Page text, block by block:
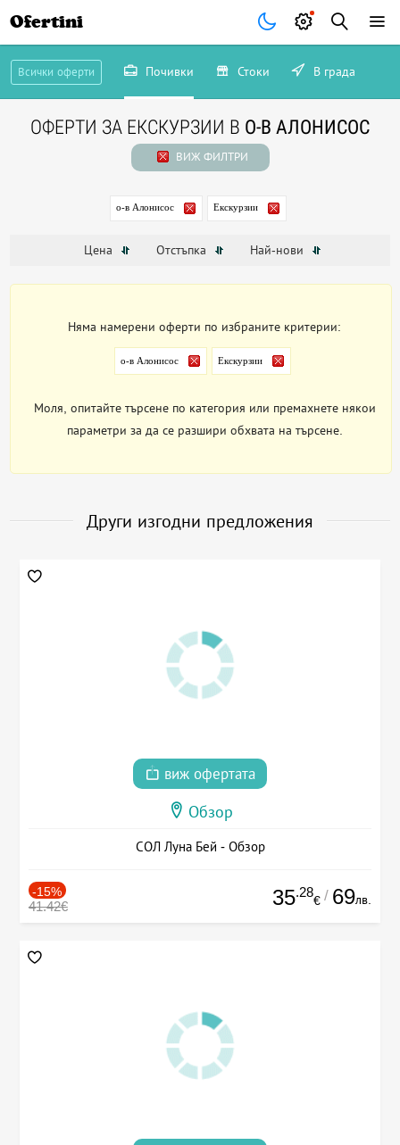
Ofertini
Всички оферти Почивки Стоки В града
ОФЕРТИ ЗА ЕКСКУРЗИИ В О-В АЛОНИСОС
ВИЖ ФИЛТРИ
о-в Алонисос Екскурзии
Цена Отстъпка Най-нови
Няма намерени оферти по избраните критерии:
о-в Алонисос Екскурзии
Моля, опитайте търсене по категория или премахнете някои
параметри за да се разшири обхвата на търсене.
Други изгодни предложения
виж офертата
Обзор
СОЛ Луна Бей - Обзор
-15%
41.42€ 35.28
€ / 69лв.